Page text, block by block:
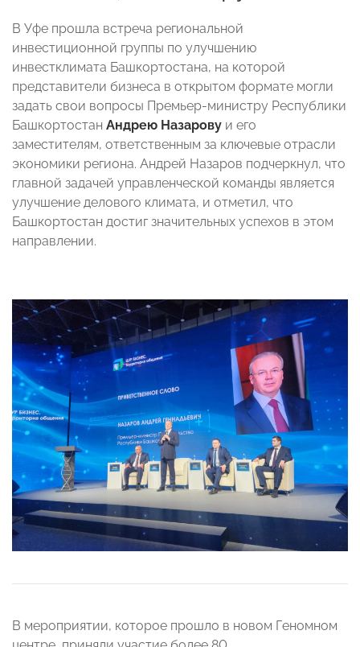
В Уфе прошла встреча региональной
инвестиционной группы по улучшению
инвестклимата Башкортостана, на которой
представители бизнеса в открытом формате могли
задать свои вопросы Премьер-министру Республики
Башкортостан Андрею Назарову и его
заместителям, ответственным за ключевые отрасли
экономики региона. Андрей Назаров подчеркнул, что
главной задачей управленческой команды является
улучшение делового климата, и отметил, что
Башкортостан достиг значительных успехов в этом
направлении.
В мероприятии, которое прошло в новом Геномном